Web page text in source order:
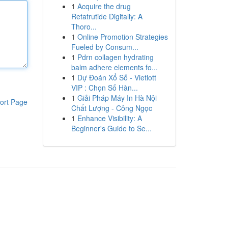
Page
1 Acquire the drug
Retatrutide Digitally: A
Thoro...
1 Online Promotion Strategies
Fueled by Consum...
1 Pdrn collagen hydrating
balm adhere elements fo...
1 Dự Đoán Xổ Số - Vietlott
VIP : Chọn Số Hàn...
1 Giải Pháp Máy In Hà Nội
Chất Lượng - Công Ngọc
1 Enhance Visibility: A
Beginner's Guide to Se...